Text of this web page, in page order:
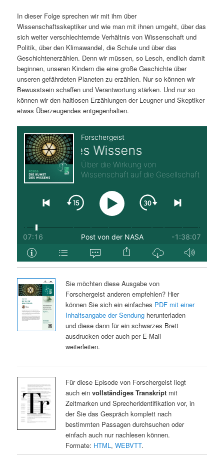
n
g
e
n
r
i
n
g
e
n
In dieser Folge sprechen wir mit ihm über
Wissenschaftsskeptiker und wie man mit ihnen umgeht, über das
sich weiter verschlechternde Verhältnis von Wissenschaft und
Politik, über den Klimawandel, die Schule und über das
Geschichtenerzählen. Denn wir müssen, so Lesch, endlich damit
beginnen, unseren Kindern die eine große Geschichte über
unseren gefährdeten Planeten zu erzählen. Nur so können wir
Bewusstsein schaffen und Verantwortung stärken. Und nur so
können wir den haltlosen Erzählungen der Leugner und Skeptiker
etwas Überzeugendes entgegenhalten.
Sie möchten diese Ausgabe von
Forschergeist anderen empfehlen? Hier
können Sie sich ein einfaches PDF mit einer
Inhaltsangabe der Sendungherunterladen
und diese dann für ein schwarzes Brett
ausdrucken oder auch per E-Mail
weiterleiten.
Für diese Episode von Forschergeist liegt
auch ein vollständiges Transkriptmit
Zeitmarken und Sprecheridentifikation vor, in
der Sie das Gespräch komplett nach
bestimmten Passagen durchsuchen oder
einfach auch nur nachlesen können.
Formate: HTML, WEBVTT.